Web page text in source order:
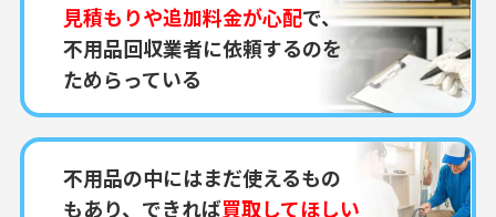
見積もりや追加料金が心配で、
不用品回収業者に依頼するのを
ためらっている
不用品の中にはまだ使えるもの
もあり、できれば買取してほしい